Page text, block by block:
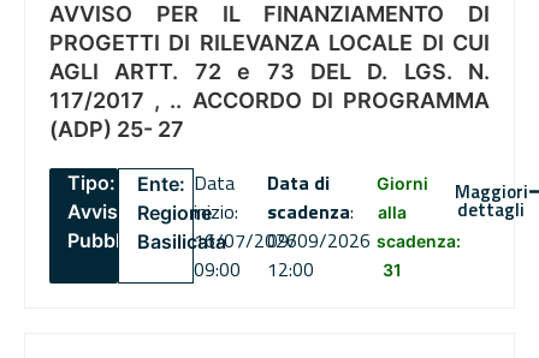
AVVISO PER IL FINANZIAMENTO DI
PROGETTI DI RILEVANZA LOCALE DI CUI
AGLI ARTT. 72 e 73 DEL D. LGS. N.
117/2017 , .. ACCORDO DI PROGRAMMA
(ADP) 25- 27
Tipo:
Avviso
Pubblico
Ente:
Regione
Basilicata
Data
inizio:
16/07/2026
09:00
Data di
scadenza:
09/09/2026
12:00
Giorni
alla
scadenza:
31
Maggiori
dettagli